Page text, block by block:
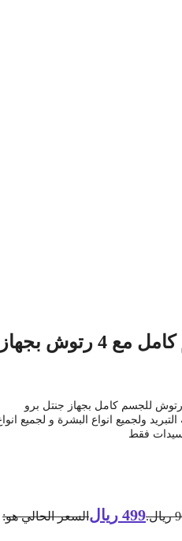
4 جلسات ليزر جسم كامل مع 4 رتوش بجهاز
للجسم كامل مع 4 رتوش للجسم كامل بجهاز جنتل برو
انواع البشرة و لجميع انواع
فقط
499 ريال السعر الحالي هو: